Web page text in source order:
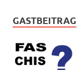
GASTBEITRAG